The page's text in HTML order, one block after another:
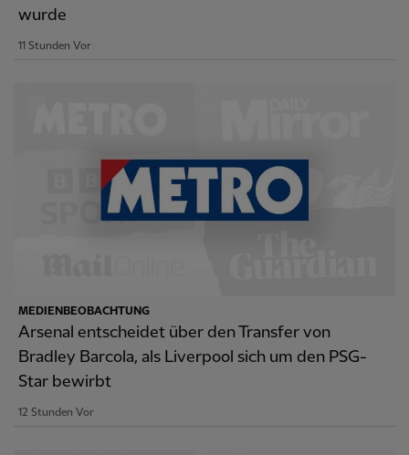
wurde
11 Stunden Vor
MEDIENBEOBACHTUNG
Arsenal entscheidet über den Transfer von
Bradley Barcola, als Liverpool sich um den PSG-
Star bewirbt
12 Stunden Vor